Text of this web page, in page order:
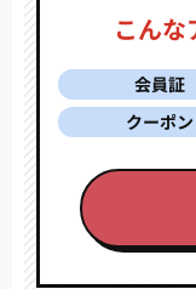
こん
会員証
クーポン